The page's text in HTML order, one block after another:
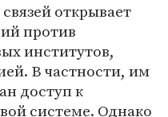
открывает
против
институтов,
В частности, им
доступ к
системе. Однако